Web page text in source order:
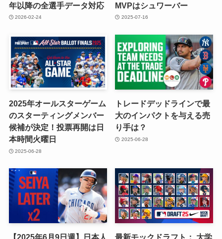
年以降の全選手データ対応
2026-02-24
MVPはシュワーバー
2025-07-16
2025年オールスターゲーム
のスターティングメンバー
候補が決定！投票再開は日
本時間火曜日
2025-06-28
トレードデッドラインで最
大のインパクトを与える売
り手は？
2025-06-28
【2025年6月9日週】日本人 最新モックドラフト： 大学